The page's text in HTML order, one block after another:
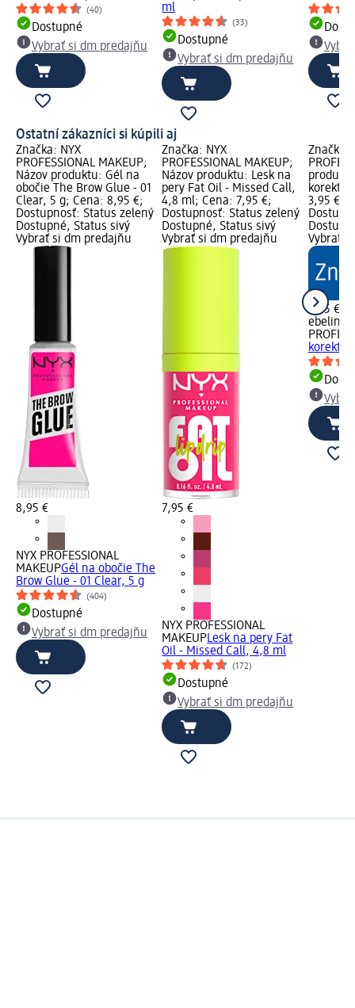
(40)
Dostupné
Vybrať si dm predajňu
ml
(33)
Dostupné
Vybrať si dm predajňu
Ostatní zákazníci si kúpili aj
Značka: NYX
PROFESSIONAL MAKEUP;
Názov produktu: Gél na
obočie The Brow Glue - 01
Clear, 5 g; Cena: 8,95 €;
Dostupnosť: Status zelený
Dostupné, Status sivý
Vybrať si dm predajňu
8,95 €
NYX PROFESSIONAL
MAKEUPGél na obočie The
Brow Glue - 01 Clear, 5 g
(404)
Dostupné
Vybrať si dm predajňu
Značka: NYX
PROFESSIONAL MAKEUP;
Názov produktu: Lesk na
pery Fat Oil - Missed Call,
4,8 ml; Cena: 7,95 €;
Dostupnosť: Status zelený
Dostupné, Status sivý
Vybrať si dm predajňu
7,95 €
NYX PROFESSIONAL
MAKEUPLesk na pery Fat
Oil - Missed Call, 4,8 ml
(172)
Dostupné
Vybrať si dm predajňu
Značka:
korektor
3,95 €;
Vybrať
3,95 €
ebelin
korektor